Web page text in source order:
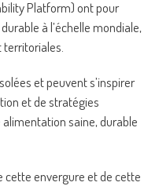
Platform) ont pour
à l’échelle mondiale,
et peuvent s’inspirer
et de stratégies
saine, durable
envergure et de cette